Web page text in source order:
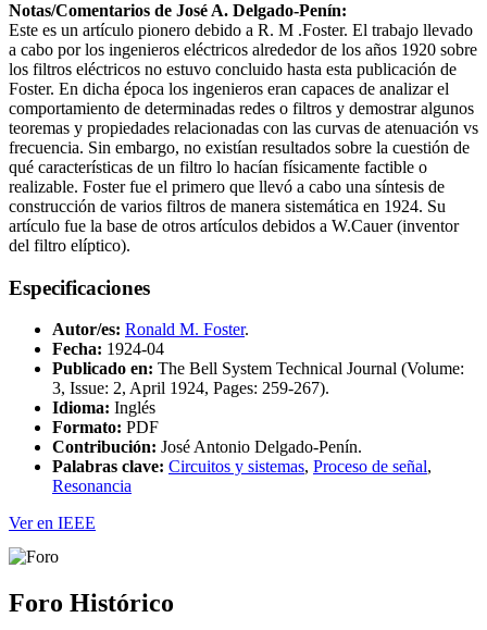
Notas/Comentarios de José A. Delgado-Penín:
Este es un artículo pionero debido a R. M .Foster. El trabajo llevado
a cabo por los ingenieros eléctricos alrededor de los años 1920 sobre
los filtros eléctricos no estuvo concluido hasta esta publicación de
Foster. En dicha época los ingenieros eran capaces de analizar el
comportamiento de determinadas redes o filtros y demostrar algunos
teoremas y propiedades relacionadas con las curvas de atenuación vs
frecuencia. Sin embargo, no existían resultados sobre la cuestión de
qué características de un filtro lo hacían físicamente factible o
realizable. Foster fue el primero que llevó a cabo una síntesis de
construcción de varios filtros de manera sistemática en 1924. Su
artículo fue la base de otros artículos debidos a W.Cauer (inventor
del filtro elíptico).
Especificaciones
Autor/es: Ronald M. Foster.
Fecha: 1924-04
Publicado en: The Bell System Technical Journal (Volume:
3, Issue: 2, April 1924, Pages: 259-267).
Idioma: Inglés
Formato: PDF
Contribución: José Antonio Delgado-Penín.
Palabras clave: Circuitos y sistemas, Proceso de señal,
Resonancia
Ver en IEEE
Foro Histórico